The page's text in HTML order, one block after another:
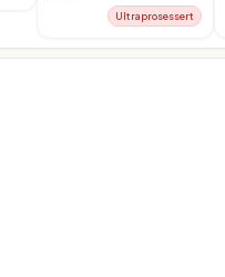
Ultraprosessert